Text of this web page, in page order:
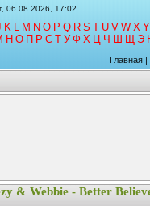
06.08.2026, 17:02
K L M N O P Q R S T U V W X Y
Н О П Р С Т У Ф Х Ц Ч Ш Щ Э
Главная |
& Webbie - Better